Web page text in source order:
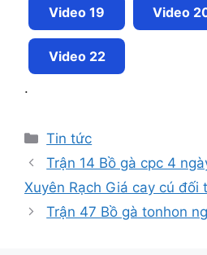
Video 19 Video
Video 22
.
Tin tức
Trận 14 Bồ gà cpc 4
Xuyên Rạch Giá cay cú đối
Trận 47 Bồ gà tonhon